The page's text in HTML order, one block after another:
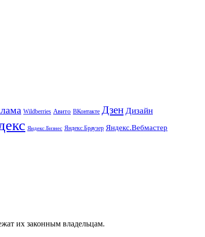
Wildberries Авито ВКонтакте Дзен Дизайн
Яндекс.Бизнес Яндекс.Браузер Яндекс.Вебмастер
их законным владельцам.